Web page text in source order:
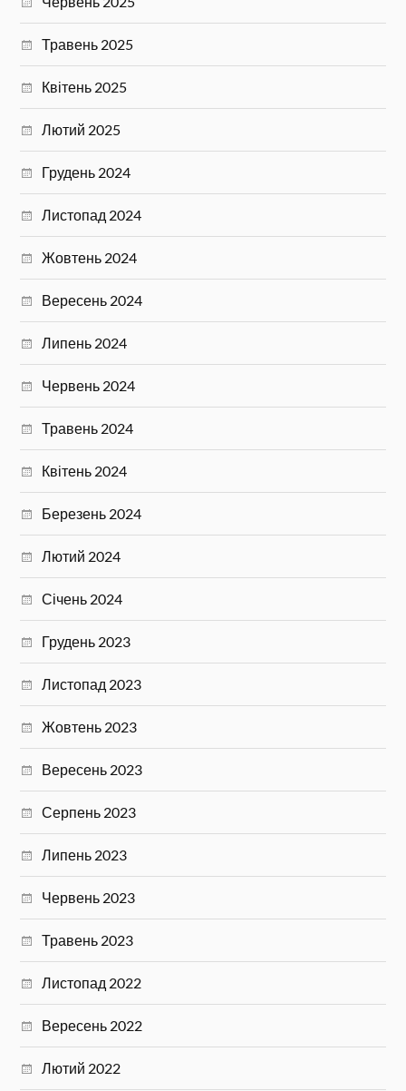
Травень 2025
Квітень 2025
Лютий 2025
Грудень 2024
Листопад 2024
Жовтень 2024
Вересень 2024
Липень 2024
Червень 2024
Травень 2024
Квітень 2024
Березень 2024
Лютий 2024
Січень 2024
Грудень 2023
Листопад 2023
Жовтень 2023
Вересень 2023
Серпень 2023
Липень 2023
Червень 2023
Травень 2023
Листопад 2022
Вересень 2022
Лютий 2022